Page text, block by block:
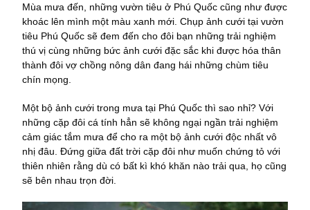
Mùa mưa đến, những vườn tiêu ở Phú Quốc cũng như được
khoác lên mình một màu xanh mới. Chụp ảnh cưới tại vườn
tiêu Phú Quốc sẽ đem đến cho đôi bạn những trải nghiệm
thú vị cùng những bức ảnh cưới đặc sắc khi được hóa thân
thành đôi vợ chồng nông dân đang hái những chùm tiêu
chín mọng.
Một bộ ảnh cưới trong mưa tại Phú Quốc thì sao nhỉ? Với
những cặp đôi cá tính hẳn sẽ không ngại ngần trải nghiệm
cảm giác tắm mưa để cho ra một bộ ảnh cưới độc nhất vô
nhị đâu. Đứng giữa đất trời cặp đôi như muốn chứng tỏ với
thiên nhiên rằng dù có bất kì khó khăn nào trải qua, họ cũng
sẽ bên nhau trọn đời.